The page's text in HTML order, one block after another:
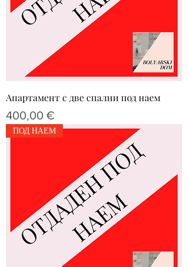
Апартамент с две спални под наем
Цена
400,00 €
ПОД НАЕМ